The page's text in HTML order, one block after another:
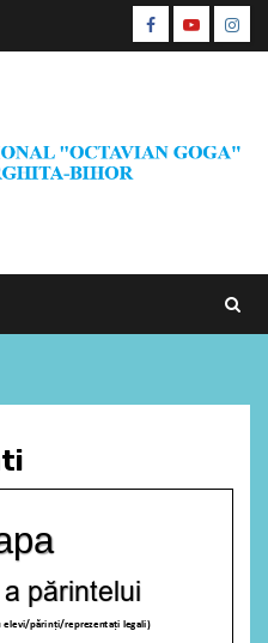
Facebook
Youtube
CŞE